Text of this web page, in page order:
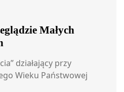
Małych
działający przy
Wieku Państwowej